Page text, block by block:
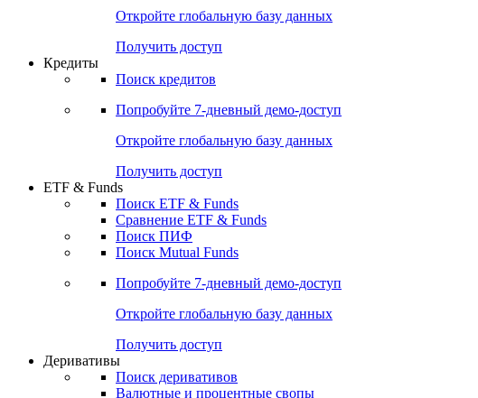
Откройте глобальную базу данных
Получить доступ
Кредиты
Поиск кредитов
Попробуйте 7-дневный демо-доступ
Откройте глобальную базу данных
Получить доступ
ETF & Funds
Поиск ETF & Funds
Сравнение ETF & Funds
Поиск ПИФ
Поиск Mutual Funds
Попробуйте 7-дневный демо-доступ
Откройте глобальную базу данных
Получить доступ
Деривативы
Поиск деривативов
Валютные и процентные свопы